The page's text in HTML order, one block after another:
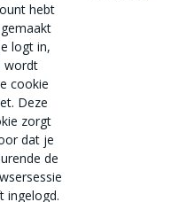
hebt
logt in,
wordt
cookie
Deze
zorgt
dat je
de
ingelogd.